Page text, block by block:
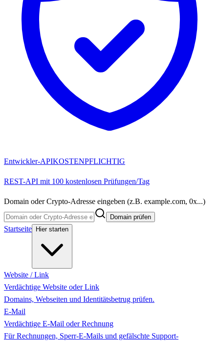
Entwickler-APIKOSTENPFLICHTIG
REST-API mit 100 kostenlosen Prüfungen/Tag
Domain oder Crypto-Adresse eingeben (z.B. example.com, 0x...)
Domain prüfen
Startseite Hier starten
Website / Link
Verdächtige Website oder Link
Domains, Webseiten und Identitätsbetrug prüfen.
E-Mail
Verdächtige E-Mail oder Rechnung
Für Rechnungen, Sperr-E-Mails und gefälschte Support-